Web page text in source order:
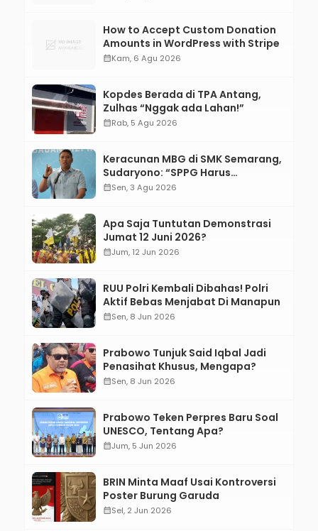
How to Accept Custom Donation
Amounts in WordPress with Stripe
calendar_monthKam, 6 Agu 2026
Kopdes Berada di TPA Antang,
Zulhas “Nggak ada Lahan!”
calendar_monthRab, 5 Agu 2026
Keracunan MBG di SMK Semarang,
Sudaryono: “SPPG Harus
Bertanggung Jawab!”
calendar_monthSen, 3 Agu 2026
Apa Saja Tuntutan Demonstrasi
Jumat 12 Juni 2026?
calendar_monthJum, 12 Jun 2026
RUU Polri Kembali Dibahas! Polri
Aktif Bebas Menjabat Di Manapun
calendar_monthSen, 8 Jun 2026
Prabowo Tunjuk Said Iqbal Jadi
Penasihat Khusus, Mengapa?
calendar_monthSen, 8 Jun 2026
Prabowo Teken Perpres Baru Soal
UNESCO, Tentang Apa?
calendar_monthJum, 5 Jun 2026
BRIN Minta Maaf Usai Kontroversi
Poster Burung Garuda
calendar_monthSel, 2 Jun 2026